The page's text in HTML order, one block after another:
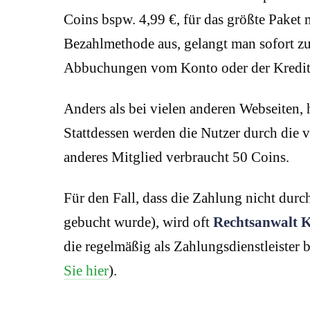
Coins bspw. 4,99 €, für das größte
Bezahlmethode aus, gelangt man sofort
Abbuchungen vom Konto oder der
Anders als bei vielen anderen
Stattdessen werden die Nutzer durch
anderes Mitglied verbraucht 50 Coins.
Für den Fall, dass die Zahlung nicht
gebucht wurde), wird oft Rechtsanwalt
die regelmäßig als Zahlungsdienstleister
Sie hier).